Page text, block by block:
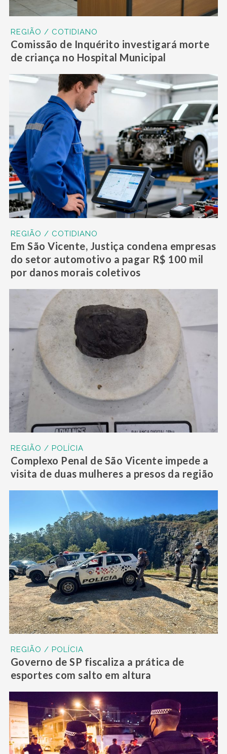
REGIÃO / COTIDIANO
Comissão de Inquérito investigará morte
de criança no Hospital Municipal
REGIÃO / COTIDIANO
Em São Vicente, Justiça condena empresas
do setor automotivo a pagar R$ 100 mil
por danos morais coletivos
REGIÃO / POLÍCIA
Complexo Penal de São Vicente impede a
visita de duas mulheres a presos da região
REGIÃO / POLÍCIA
Governo de SP fiscaliza a prática de
esportes com salto em altura